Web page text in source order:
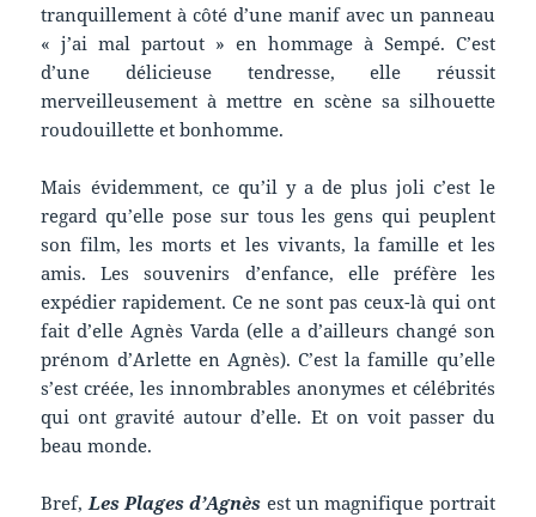
tranquillement à côté d’une manif avec un panneau
« j’ai mal partout » en hommage à Sempé. C’est
d’une délicieuse tendresse, elle réussit
merveilleusement à mettre en scène sa silhouette
roudouillette et bonhomme.
Mais évidemment, ce qu’il y a de plus joli c’est le
regard qu’elle pose sur tous les gens qui peuplent
son film, les morts et les vivants, la famille et les
amis. Les souvenirs d’enfance, elle préfère les
expédier rapidement. Ce ne sont pas ceux-là qui ont
fait d’elle Agnès Varda (elle a d’ailleurs changé son
prénom d’Arlette en Agnès). C’est la famille qu’elle
s’est créée, les innombrables anonymes et célébrités
qui ont gravité autour d’elle. Et on voit passer du
beau monde.
Bref,Les Plages d’Agnès est un magnifique portrait